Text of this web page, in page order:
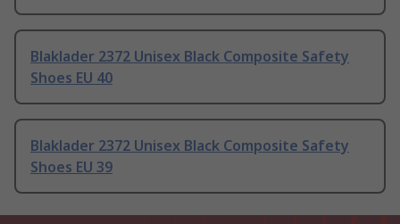
Blaklader 2372 Unisex Black Composite Safety
Shoes EU 40
Blaklader 2372 Unisex Black Composite Safety
Shoes EU 39